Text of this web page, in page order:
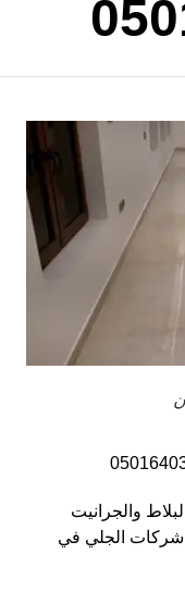
والجرانيت
شركات الجلي في